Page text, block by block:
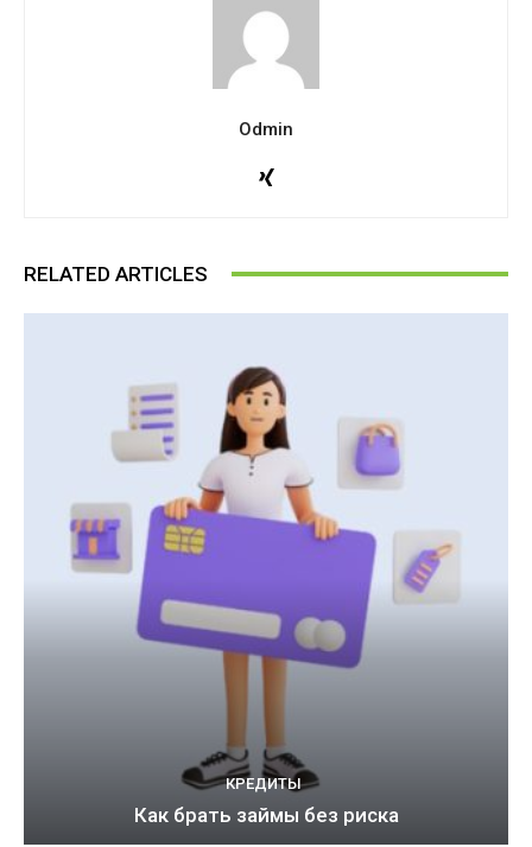
Odmin
RELATED ARTICLES
КРЕДИТЫ
Как брать займы без риска